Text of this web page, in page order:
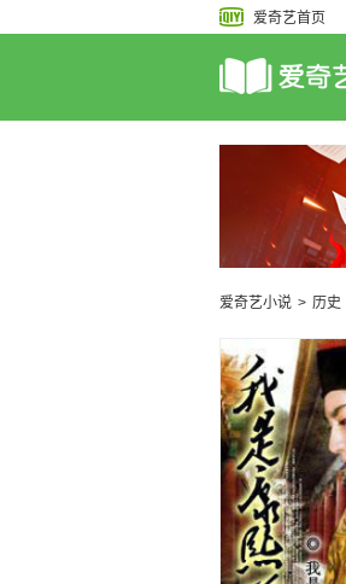
爱奇艺首页
爱奇艺小说 > 历史